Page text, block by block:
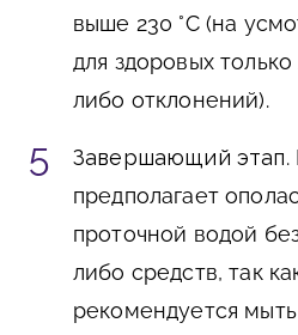
выше 230 °С (на
для здоровых
либо отклонений).
Завершающий этап.
предполагает
проточной водой
либо средств, так
рекомендуется